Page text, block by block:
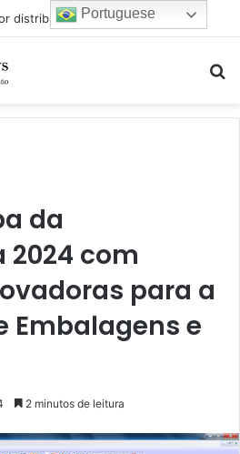
da
2024 com
para a
Embalagens e
2 minutos de leitura
Portuguese